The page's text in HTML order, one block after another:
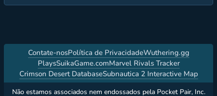
Contate-nosPolítica de PrivacidadeWuthering.gg
PlaysSuikaGame.comMarvel Rivals Tracker
Crimson Desert DatabaseSubnautica 2 Interactive Map
Não estamos associados nem endossados pela Pocket Pair, Inc.